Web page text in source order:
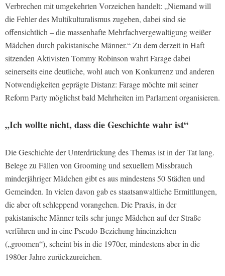
Verbrechen mit umgekehrten Vorzeichen handelt: „Niemand will
die Fehler des Multikulturalismus zugeben, dabei sind sie
offensichtlich – die massenhafte Mehrfachvergewaltigung weißer
Mädchen durch pakistanische Männer.“ Zu dem derzeit in Haft
sitzenden Aktivisten Tommy Robinson wahrt Farage dabei
seinerseits eine deutliche, wohl auch von Konkurrenz und anderen
Notwendigkeiten geprägte Distanz: Farage möchte mit seiner
Reform Party möglichst bald Mehrheiten im Parlament organisieren.
„Ich wollte nicht, dass die Geschichte wahr ist“
Die Geschichte der Unterdrückung des Themas ist in der Tat lang.
Belege zu Fällen von Grooming und sexuellem Missbrauch
minderjähriger Mädchen gibt es aus mindestens 50 Städten und
Gemeinden. In vielen davon gab es staatsanwaltliche Ermittlungen,
die aber oft schleppend vorangehen. Die Praxis, in der
pakistanische Männer teils sehr junge Mädchen auf der Straße
verführen und in eine Pseudo-Beziehung hineinziehen
(„groomen“), scheint bis in die 1970er, mindestens aber in die
1980er Jahre zurückzureichen.